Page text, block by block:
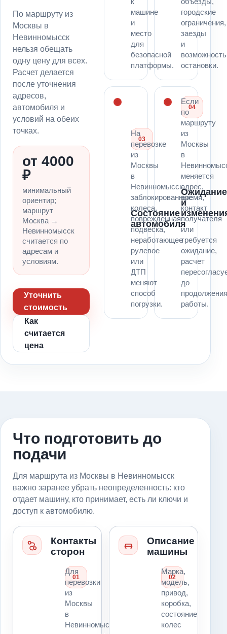
По маршруту из
Москвы в
Невинномысск
нельзя обещать
одну цену для всех.
Расчет делается
после уточнения
адресов,
автомобиля и
условий на обеих
точках.
от 4000
₽
минимальный
ориентир;
маршрут
Москва →
Невинномысск
считается по
адресам и
условиям.
Уточнить
стоимость
Как
считается
цена
машине
и
место
для
безопасной
платформы.
городские
ограничения,
заезды
и
возможность
остановки.
03
Состояние
автомобиля
На
перевозке
из
Москвы
в
Невинномысск
заблокированные
колеса,
поврежденная
подвеска,
неработающее
рулевое
или
ДТП
меняют
способ
погрузки.
04
Ожидание
и
Если
по
маршруту
из
Москвы
в
меняется
адрес,
время,
контакт
получателя
или
требуется
ожидание,
расчет
до
работы.
Что подготовить до
подачи
Для маршрута из Москвы в Невинномысск
важно заранее убрать неопределенность: кто
отдает машину, кто принимает, есть ли ключи и
доступ к автомобилю.
01
Контакты
сторон
Для
перевозки
из
Москвы
в
Невинномысск
02
Описание
машины
Марка,
модель,
привод,
коробка,
состояние
колес